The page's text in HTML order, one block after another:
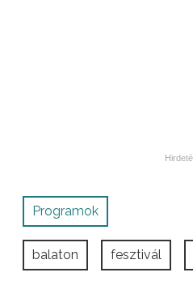
Programok
balaton fesztivál